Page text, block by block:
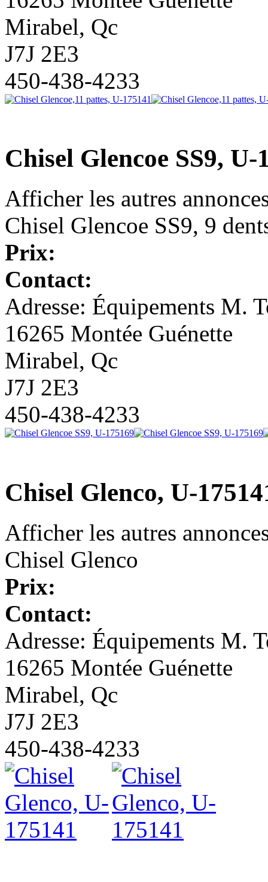
Mirabel, Qc
J7J 2E3
450-438-4233
Chisel Glencoe SS9, U-
Afficher les autres
Chisel Glencoe SS9, 9
Prix:
Contact:
Adresse: Équipements M.
16265 Montée Guénette
Mirabel, Qc
J7J 2E3
450-438-4233
Chisel Glenco, U-
Afficher les autres
Chisel Glenco
Prix:
Contact:
Adresse: Équipements M.
16265 Montée Guénette
Mirabel, Qc
J7J 2E3
450-438-4233